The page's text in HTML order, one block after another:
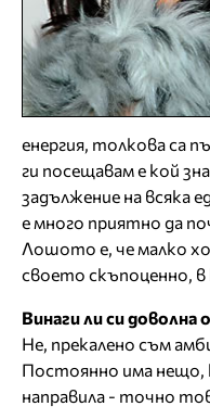
енергия, толкова са
ги посещавам е кой
задължение на всяка
е много приятно да
Лошото е, че малко
своето скъпоценно, в
Винаги ли си доволна
Не, прекалено съм
Постоянно има нещо,
направила - точно